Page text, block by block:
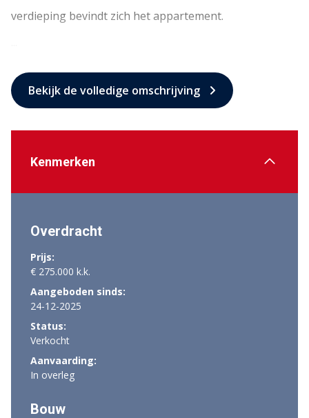
verdieping bevindt zich het appartement.
Bekijk de volledige omschrijving
Kenmerken
Overdracht
Prijs:
€ 275.000 k.k.
Aangeboden sinds:
24-12-2025
Status:
Verkocht
Aanvaarding:
In overleg
Bouw